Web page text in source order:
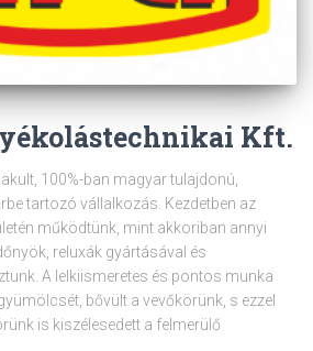
Kft.
100%-ban magyar tulajdonú,
tartozó vállalkozás. Kezdetben az
működtünk, mint akkoriban annyi
reluxák gyártásával és
A lelkiismeretes és pontos munka
bővült a vevőkörünk, s ezzel
is kiszélesedett a felmerülő